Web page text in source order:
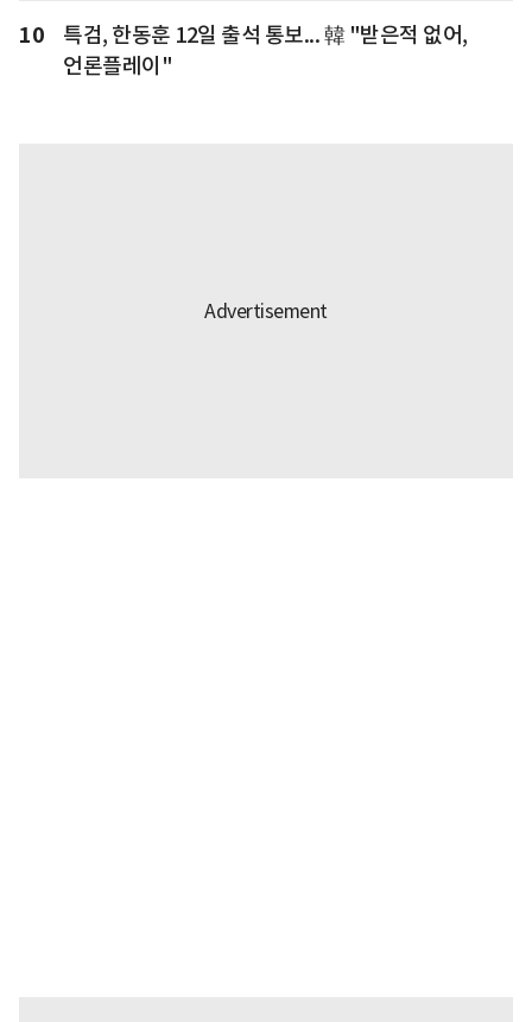
10
특검, 한동훈 12일 출석 통보... 韓 "받은적 없어,
언론플레이"